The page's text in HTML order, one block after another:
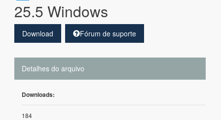
25.5 Windows
Download Fórum de suporte
Detalhes do arquivo
Downloads:
184